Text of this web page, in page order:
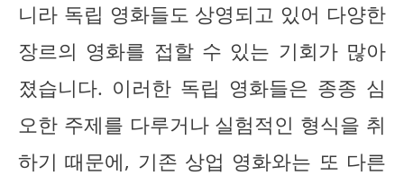
니라 독립 영화들도 상영되고 있어 다양한
장르의 영화를 접할 수 있는 기회가 많아
졌습니다. 이러한 독립 영화들은 종종 심
오한 주제를 다루거나 실험적인 형식을 취
하기 때문에, 기존 상업 영화와는 또 다른